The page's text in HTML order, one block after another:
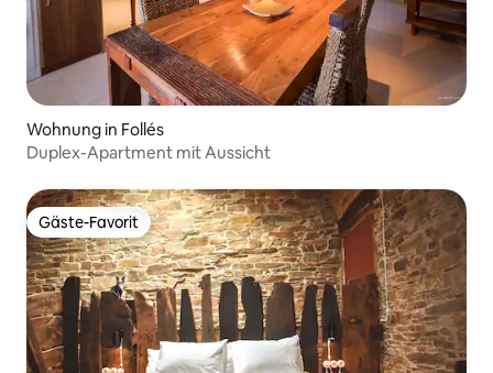
Wohnung in Follés
Duplex-Apartment mit Aussicht
Gäste-Favorit
Gäste-Favorit